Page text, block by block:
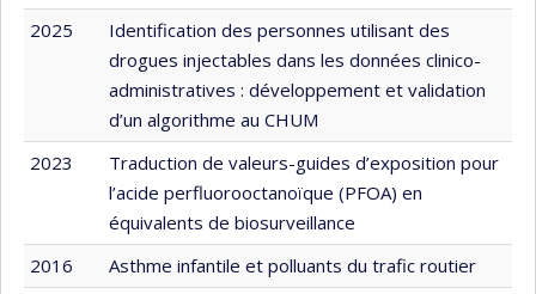
2025
Identification des personnes utilisant des
drogues injectables dans les données clinico-
administratives : développement et validation
d’un algorithme au CHUM
2023
Traduction de valeurs-guides d’exposition pour
l’acide perfluorooctanoïque (PFOA) en
équivalents de biosurveillance
2016
Asthme infantile et polluants du trafic routier